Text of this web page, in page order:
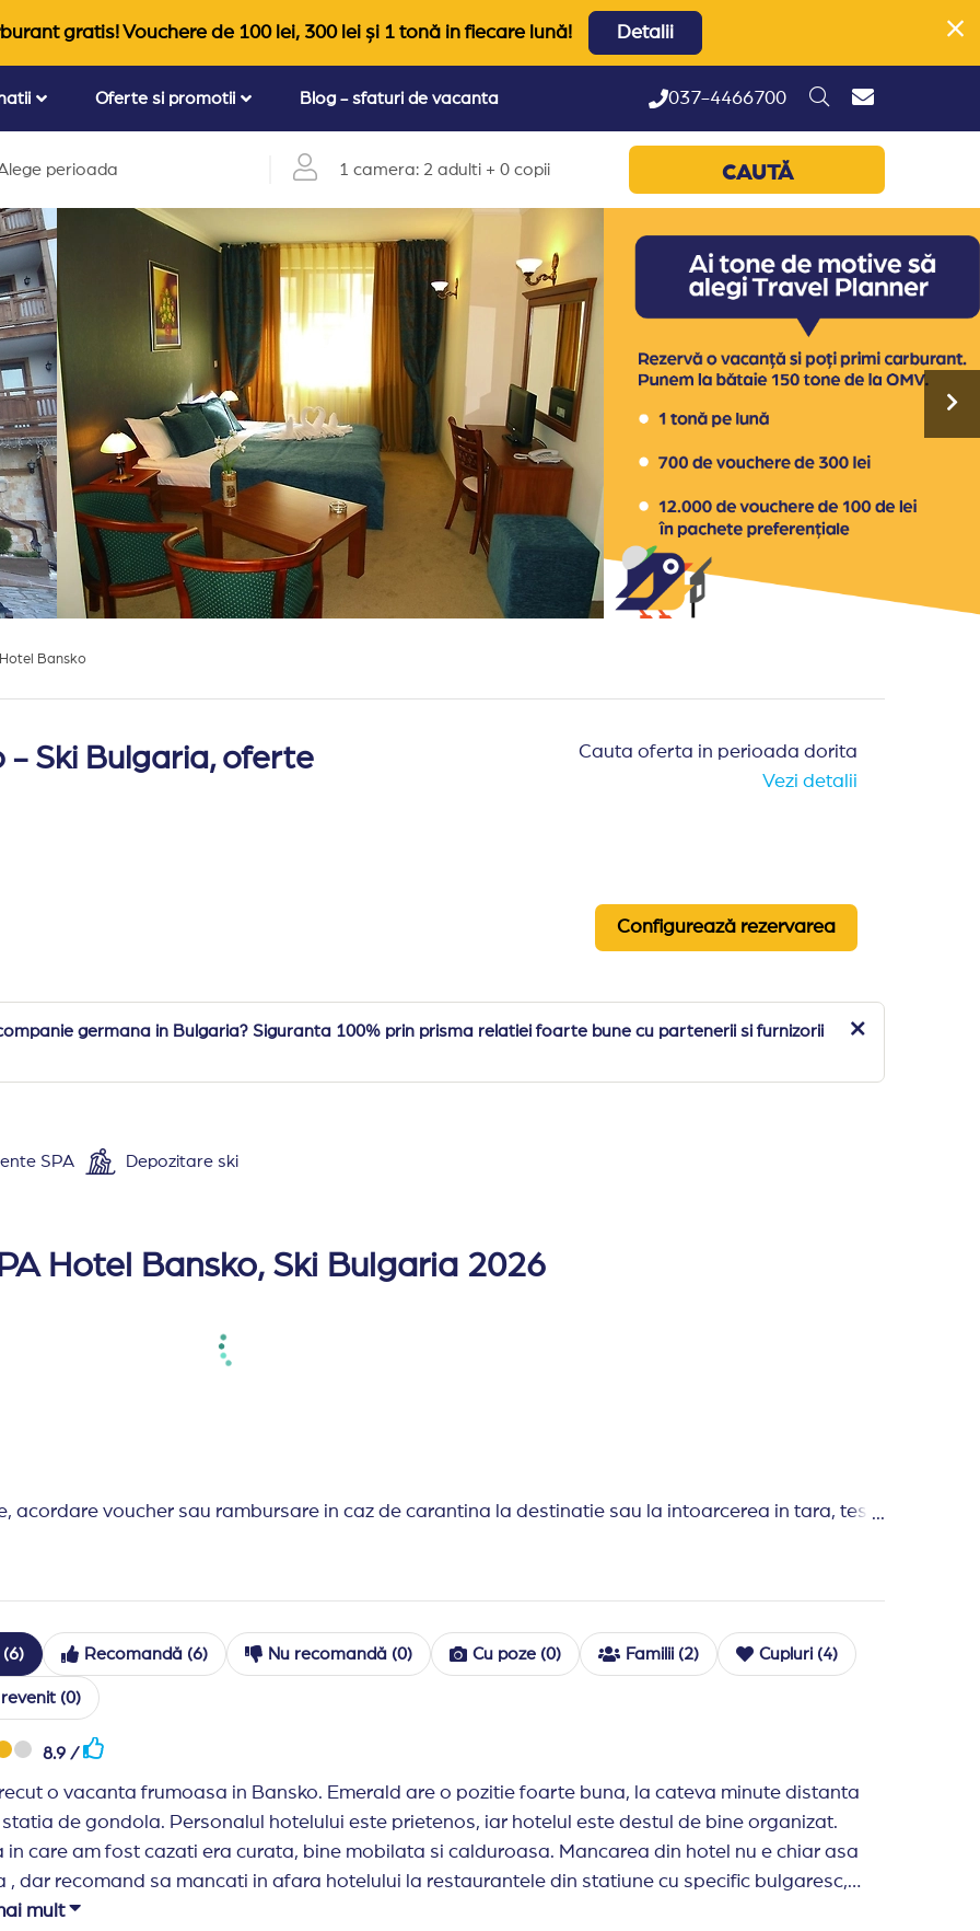
gratis! Vouchere de 100 lei, 300 lei și 1 tonă in fiecare lună! Detalii
Oferte si promotii Blog - sfaturi de vacanta 037-4466700
perioada 1 camera: 2 adulti + 0 copii CAUTĂ
Bansko
- Ski Bulgaria, oferte
Cauta oferta in perioada dorita
Vezi detalii
Configurează rezervarea
germana in Bulgaria? Siguranta 100% prin prisma relatiei foarte bune cu partenerii si furnizorii
SPA
Depozitare ski
nepazita, receptie 24h, lift, incalzire centralizata, business center, spalatorie, garderoba ski, room
sauna, baie de aburi, sala de fitness, masaj, baie turceasca, salon de coafura, salon de
Hotel Bansko, Ski Bulgaria 2026
acordare voucher sau rambursare in caz de carantina la destinatie sau la intoarcerea in tara, test
PCR negativ de la destinatie.
scaun inalt.
12 leva/zi), acces internet wireless in camere (aprox. 10 leva / zi), spalatorie, halate si
seif, masaj, baie turceasca, shuttle bus pana la prima statie de telegondola.
in pretul final): 66 euro/adult si 45 euro/copil intre 2-11.99 ani (copiii intre 0-1.99 ani nu
asupra serviciilor, fara o notificare in prealabil.
Recomandă (6) Nu recomandă (0) Cu poze (0) Familii (2) Cupluri (4)
(0)
8.9 /
o vacanta frumoasa in Bansko. Emerald are o pozitie foarte buna, la cateva minute distanta
de gondola. Personalul hotelului este prietenos, iar hotelul este destul de bine organizat.
in care am fost cazati era curata, bine mobilata si calduroasa. Mancarea din hotel nu e chiar asa
, dar recomand sa mancati in afara hotelului la restaurantele din statiune cu specific bulgaresc,
este foarte buna si la un pret ok. Una peste alta, am avut o experienta placuta la hotelul
mult